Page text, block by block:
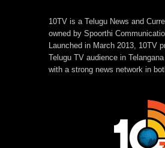
10TV is a Telugu News and
owned by Spoorthi
Launched in March 2013, 10TV
Telugu TV audience in
with a strong news network in